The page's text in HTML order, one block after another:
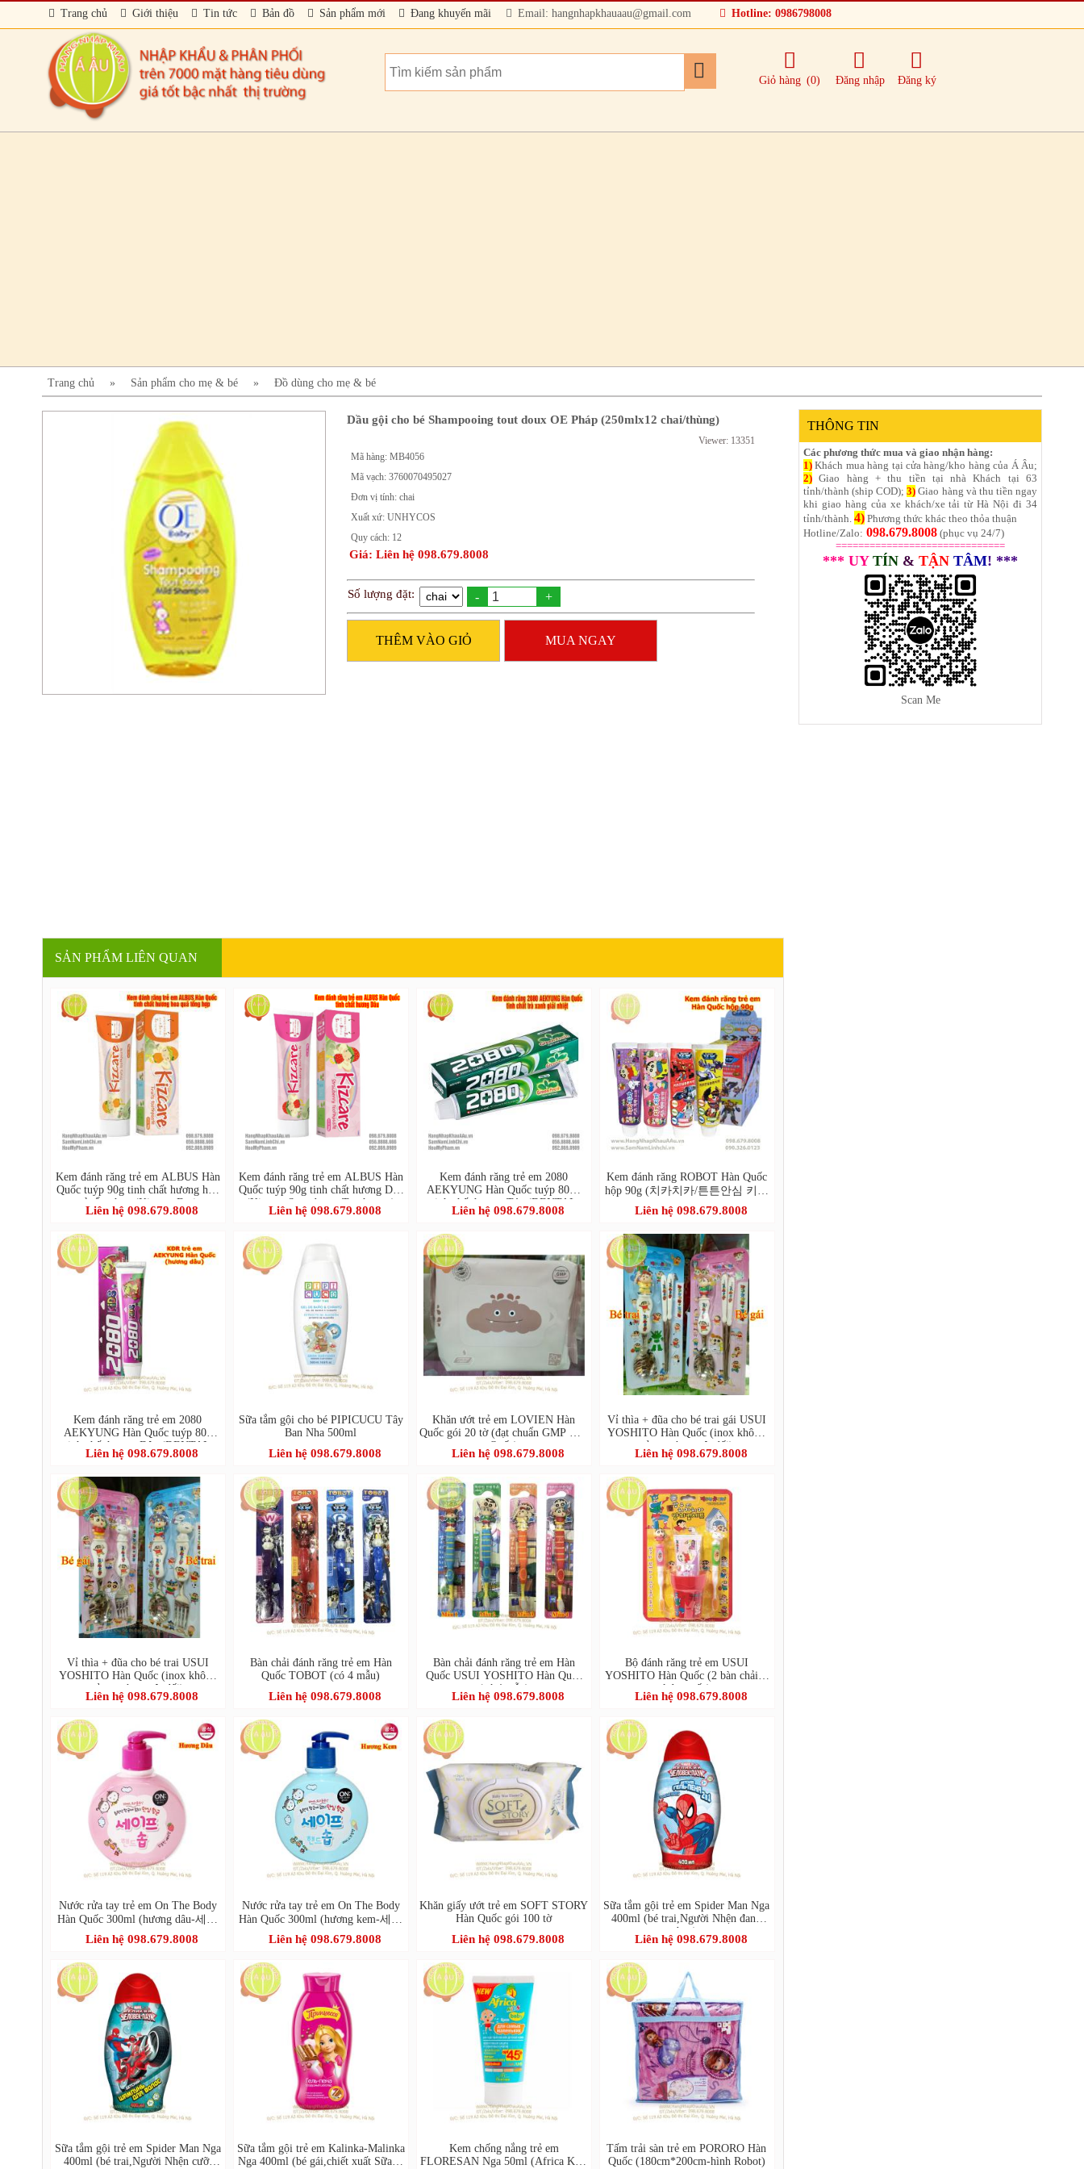
Trang chủ Giới thiệu Tin tức Bản đồ Sản phẩm mới Đang khuyến mãi Email: hangnhapkhauaau@gmail.com Hotline: 0986798008
Giỏ hàng (0) Đăng nhập Đăng ký
Trang chủ » Sản phẩm cho mẹ & bé » Đồ dùng cho mẹ & bé
Dầu gội cho bé Shampooing tout doux OE Pháp (250mlx12 chai/thùng)
Viewer: 13351
Mã hàng: MB4056
Mã vạch: 3760070495027
Đơn vị tính: chai
Xuất xứ: UNHYCOS
Quy cách: 12
Giá: Liên hệ 098.679.8008
Số lượng đặt: - +
THÊM VÀO GIỎ MUA NGAY
SẢN PHẨM LIÊN QUAN
Kem đánh răng trẻ em ALBUS Hàn
Quốc tuýp 90g tinh chất hương hoa
quả tổng hợp (Kizcare Fruits
Toothpaste)
Liên hệ 098.679.8008
Kem đánh răng trẻ em ALBUS Hàn
Quốc tuýp 90g tinh chất hương Dâu
(Kizcare Strawberry Toothpaste)
Liên hệ 098.679.8008
Kem đánh răng trẻ em 2080
AEKYUNG Hàn Quốc tuýp 80ml
tinh chất hương Táo (DENTAL
CLINIC 2080 Kids Toothpaste
Liên hệ 098.679.8008
Kem đánh răng ROBOT Hàn Quốc
hộp 90g (치카치카/튼튼안심 키즈
치약)
Liên hệ 098.679.8008
Kem đánh răng trẻ em 2080
AEKYUNG Hàn Quốc tuýp 80g
tinh chất hương Dâu (DENTAL
CLINIC 2080 Kids Toothpaste
Liên hệ 098.679.8008
Sữa tắm gội cho bé PIPICUCU Tây
Ban Nha 500ml
Liên hệ 098.679.8008
Khăn ướt trẻ em LOVIEN Hàn
Quốc gói 20 tờ (đạt chuẩn GMP Hàn
Quốc)
Liên hệ 098.679.8008
Vỉ thìa + đũa cho bé trai gái USUI
YOSHITO Hàn Quốc (inox không
gỉ,an toàn tuyệt đối)
Liên hệ 098.679.8008
Vỉ thìa + đũa cho bé trai USUI
YOSHITO Hàn Quốc (inox không
gỉ,an toàn tuyệt đối)
Liên hệ 098.679.8008
Bàn chải đánh răng trẻ em Hàn
Quốc TOBOT (có 4 mẫu)
Liên hệ 098.679.8008
Bàn chải đánh răng trẻ em Hàn
Quốc USUI YOSHITO Hàn Quốc
(có 4 mẫu)
Liên hệ 098.679.8008
Bộ đánh răng trẻ em USUI
YOSHITO Hàn Quốc (2 bàn chải +
kdr + cốc)
Liên hệ 098.679.8008
Nước rửa tay trẻ em On The Body
Hàn Quốc 300ml (hương dâu-세이
프핸드솝)
Liên hệ 098.679.8008
Nước rửa tay trẻ em On The Body
Hàn Quốc 300ml (hương kem-세이
프핸드솝)
Liên hệ 098.679.8008
Khăn giấy ướt trẻ em SOFT STORY
Hàn Quốc gói 100 tờ
Liên hệ 098.679.8008
Sữa tắm gội trẻ em Spider Man Nga
400ml (bé trai,Người Nhện đang
bay)
Liên hệ 098.679.8008
Sữa tắm gội trẻ em Spider Man Nga
400ml (bé trai,Người Nhện cưỡi
Sữa tắm gội trẻ em Kalinka-Malinka
Nga 400ml (bé gái,chiết xuất Sữa &
Kem chống nắng trẻ em
FLORESAN Nga 50ml (Africa Kids
Tấm trải sàn trẻ em PORORO Hàn
Quốc (180cm*200cm-hình Robot)
THÔNG TIN
Các phương thức mua và giao nhận hàng:
1) Khách mua hàng tại cửa hàng/kho hàng của Á Âu;
2) Giao hàng + thu tiền tại nhà Khách tại 63
tỉnh/thành (ship COD);3) Giao hàng và thu tiền ngay
khi giao hàng của xe khách/xe tải từ Hà Nội đi 34
tỉnh/thành. 4) Phương thức khác theo thỏa thuận
Hotline/Zalo: 098.679.8008 (phục vụ 24/7)
==============================
*** UY TÍN & TẬN TÂM! ***
Scan Me